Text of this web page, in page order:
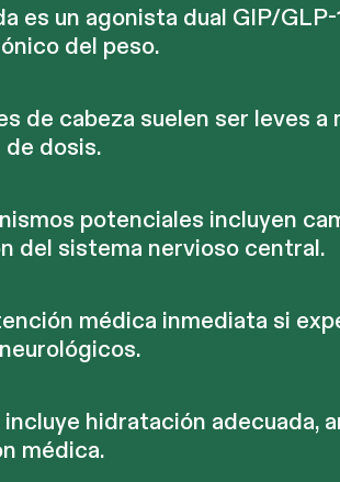
es un agonista dual GIP/
del peso.
de cabeza suelen ser leves
dosis.
potenciales incluyen
del sistema nervioso central.
médica inmediata si
incluye hidratación adecuada,
médica.